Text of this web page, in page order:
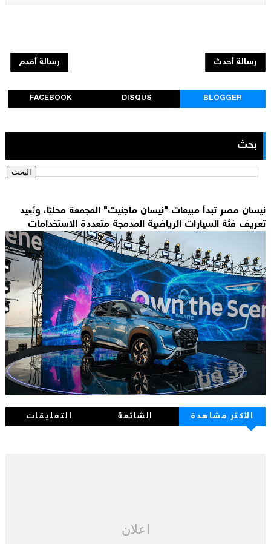
رسالة أحدث رسالة أقدم
BLOGGER
DISQUS
FACEBOOK
بحث
نيسان مصر تبدأ مبيعات "نيسان ماجنيت" المجمعة محليًا، وتُعِيد
تعريف فئة السيارات الرياضية المدمجة متعددة الاستخدامات
الأكثر مشاهدة الشائعة التعليقات
اعلان